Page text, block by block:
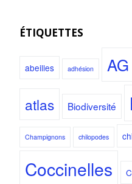
ÉTIQUETTES
abeilles adhésion AG
atlas Biodiversité
Champignons chilopodes
Coccinelles